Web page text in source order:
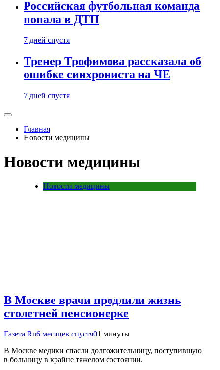
Российская футбольная команда
попала в ДТП
7 дней спустя
Тренер Трофимова рассказала об
ошибке синхрониста на ЧЕ
7 дней спустя
Главная
Новости медицины
Новости медицины
Новости медицины
В Москве врачи продлили жизнь
столетней пенсионерке
Газета.Ru6 месяцев спустя01 минуты
В Москве медики спасли долгожительницу, поступившую
в больницу в крайне тяжелом состоянии.